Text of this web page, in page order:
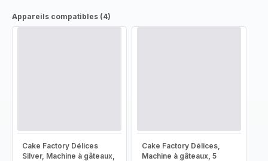
Appareils compatibles (4)
Cake Factory Délices
Silver, Machine à gâteaux,
Cake Factory Délices,
Machine à gâteaux, 5